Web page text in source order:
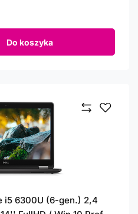
Do koszyka
i5 6300U (6-gen.) 2,4